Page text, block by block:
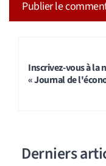
Inscrivez-vous à la
« Journal de
Derniers